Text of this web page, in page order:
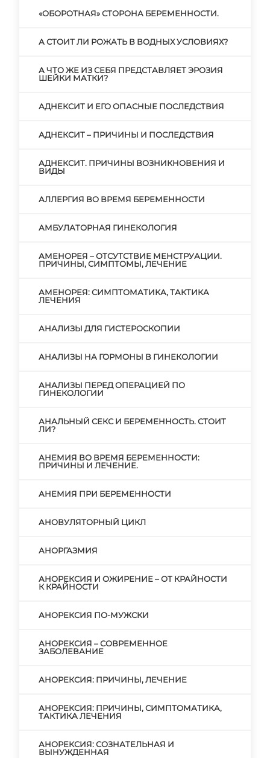
«ОБОРОТНАЯ» СТОРОНА БЕРЕМЕННОСТИ.
А СТОИТ ЛИ РОЖАТЬ В ВОДНЫХ УСЛОВИЯХ?
А ЧТО ЖЕ ИЗ СЕБЯ ПРЕДСТАВЛЯЕТ ЭРОЗИЯ
ШЕЙКИ МАТКИ?
АДНЕКСИТ И ЕГО ОПАСНЫЕ ПОСЛЕДСТВИЯ
АДНЕКСИТ – ПРИЧИНЫ И ПОСЛЕДСТВИЯ
АДНЕКСИТ. ПРИЧИНЫ ВОЗНИКНОВЕНИЯ И
ВИДЫ
АЛЛЕРГИЯ ВО ВРЕМЯ БЕРЕМЕННОСТИ
АМБУЛАТОРНАЯ ГИНЕКОЛОГИЯ
АМЕНОРЕЯ – ОТСУТСТВИЕ МЕНСТРУАЦИИ.
ПРИЧИНЫ, СИМПТОМЫ, ЛЕЧЕНИЕ
АМЕНОРЕЯ: СИМПТОМАТИКА, ТАКТИКА
ЛЕЧЕНИЯ
АНАЛИЗЫ ДЛЯ ГИСТЕРОСКОПИИ
АНАЛИЗЫ НА ГОРМОНЫ В ГИНЕКОЛОГИИ
АНАЛИЗЫ ПЕРЕД ОПЕРАЦИЕЙ ПО
ГИНЕКОЛОГИИ
АНАЛЬНЫЙ СЕКС И БЕРЕМЕННОСТЬ. СТОИТ
ЛИ?
АНЕМИЯ ВО ВРЕМЯ БЕРЕМЕННОСТИ:
ПРИЧИНЫ И ЛЕЧЕНИЕ.
АНЕМИЯ ПРИ БЕРЕМЕННОСТИ
АНОВУЛЯТОРНЫЙ ЦИКЛ
АНОРГАЗМИЯ
АНОРЕКСИЯ И ОЖИРЕНИЕ – ОТ КРАЙНОСТИ
К КРАЙНОСТИ
АНОРЕКСИЯ ПО-МУЖСКИ
АНОРЕКСИЯ – СОВРЕМЕННОЕ
ЗАБОЛЕВАНИЕ
АНОРЕКСИЯ: ПРИЧИНЫ, ЛЕЧЕНИЕ
АНОРЕКСИЯ: ПРИЧИНЫ, СИМПТОМАТИКА,
ТАКТИКА ЛЕЧЕНИЯ
АНОРЕКСИЯ: СОЗНАТЕЛЬНАЯ И
ВЫНУЖДЕННАЯ